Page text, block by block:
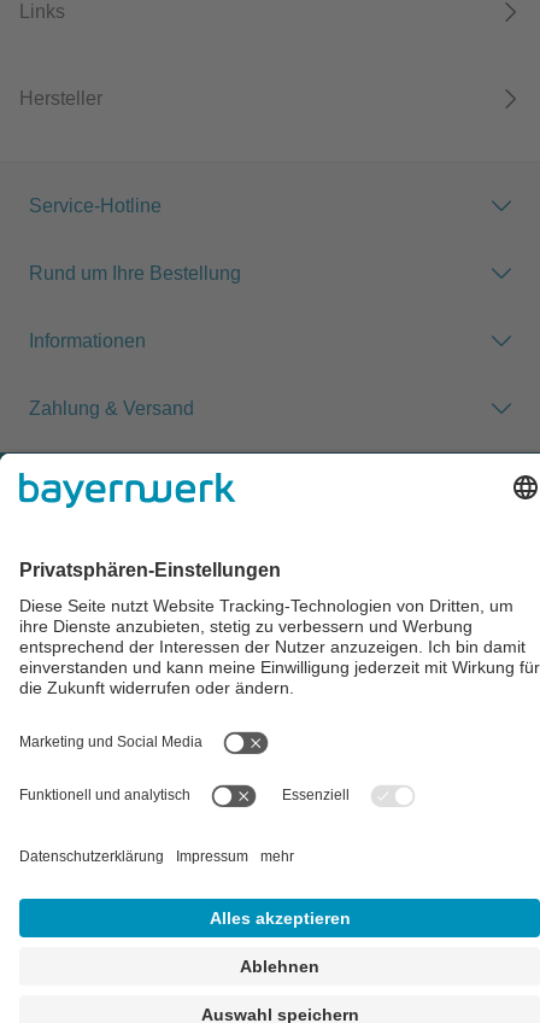
Links
Hersteller
Service-Hotline
Rund um Ihre Bestellung
Informationen
Zahlung & Versand
Impressum AGB
Alle Preise inkl. gesetzl. Mehrwertsteuer zzgl.Versandkostenund
ggf. Nachnahmegebühren, wenn nicht anders angegeben.
UStG (Gebrauchtgegenstände/Sonderregelung). Ein gesonderter
wiederaufbereitete Gegenstände ist nicht zulässig.
Lieferungen von Solarmodulen für bestimmte Betreiber.